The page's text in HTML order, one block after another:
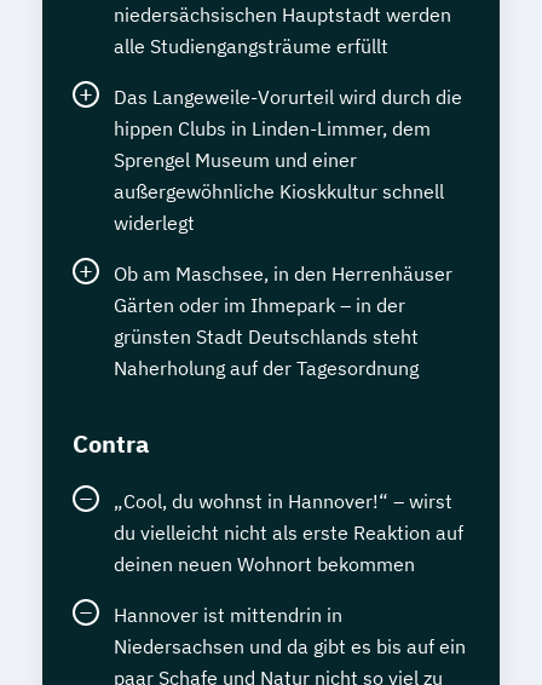
niedersächsischen Hauptstadt werden
alle Studiengangsträume erfüllt
Das Langeweile-Vorurteil wird durch die
hippen Clubs in Linden-Limmer, dem
Sprengel Museum und einer
außergewöhnliche Kioskkultur schnell
widerlegt
Ob am Maschsee, in den Herrenhäuser
Gärten oder im Ihmepark – in der
grünsten Stadt Deutschlands steht
Naherholung auf der Tagesordnung
Contra
„Cool, du wohnst in Hannover!“ – wirst
du vielleicht nicht als erste Reaktion auf
deinen neuen Wohnort bekommen
Hannover ist mittendrin in
Niedersachsen und da gibt es bis auf ein
paar Schafe und Natur nicht so viel zu